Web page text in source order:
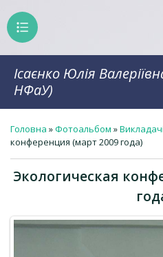
Ісаєнко Юлія
НФаУ)
Головна »Фотоальбом »
конференция (март 2009 года)
Экологическая